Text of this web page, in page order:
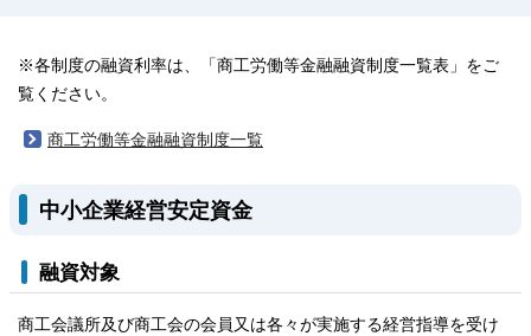
※各制度の融資利率は、「商工労働等金融融資制度一覧表」をご
覧ください。
商工労働等金融融資制度一覧
中小企業経営安定資金
融資対象
商工会議所及び商工会の会員又は各々が実施する経営指導を受け